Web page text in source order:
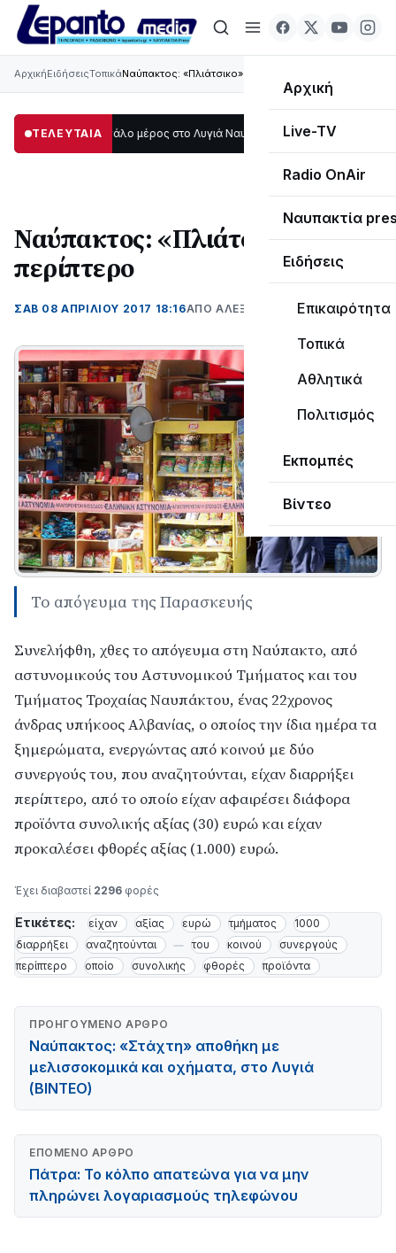
Αρχική
Live-TV
Radio OnAir
Ναυπακτία
Ειδήσεις
Επικαιρότητα
Τοπικά
Αθλητικά
Πολιτισμός
Εκπομπές
Βίντεο
ΑρχικήΕιδήσειςΤοπικάΝαύπακτος: «Πλιάτσικο» σε περίπτερο
ΤΕΛΕΥΤΑΙΑ
σκοτάδι μεγάλο μέρος στο Λυγιά Ναυπάκτου Σε τροχιά
Ναύπακτος: «Πλιάτσικο» σε
περίπτερο
ΣΑΒ 08 ΑΠΡΙΛΊΟΥ 2017 18:16ΑΠΌ ΑΛΈΞΑΝΔΡΟΣ ΚΟΓΚΌΛΗΣ
To απόγευμα της Παρασκευής
Συνελήφθη, χθες το απόγευμα στη Ναύπακτο, από
αστυνομικούς του Αστυνομικού Τμήματος και του
Τμήματος Τροχαίας Ναυπάκτου, ένας 22χρονος
άνδρας υπήκοος Αλβανίας, ο οποίος την ίδια ημέρα τα
ξημερώματα, ενεργώντας από κοινού με δύο
συνεργούς του, που αναζητούνται, είχαν διαρρήξει
περίπτερο, από το οποίο είχαν αφαιρέσει διάφορα
προϊόντα συνολικής αξίας (30) ευρώ και είχαν
προκαλέσει φθορές αξίας (1.000) ευρώ.
Έχει διαβαστεί 2296 φορές
Ετικέτες: είχαν αξίας ευρώ τμήματος
1000
διαρρήξει
αναζητούνται του κοινού
συνεργούς
περίπτερο
οποίο συνολικής φθορές προϊόντα
ΠΡΟΗΓΟΎΜΕΝΟ ΆΡΘΡΟ
Ναύπακτος: «Στάχτη» αποθήκη με
μελισσοκομικά και οχήματα, στο Λυγιά
(ΒΙΝΤΕΟ)
ΕΠΌΜΕΝΟ ΆΡΘΡΟ
Πάτρα: Το κόλπο απατεώνα για να μην
πληρώνει λογαριασμούς τηλεφώνου